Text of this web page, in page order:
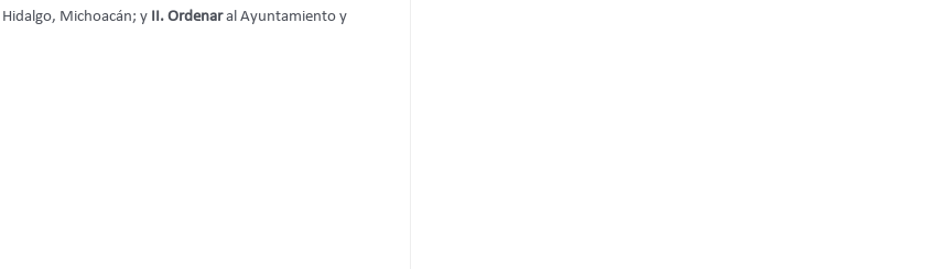
Michoacán; y II. Ordenaral Ayuntamiento y